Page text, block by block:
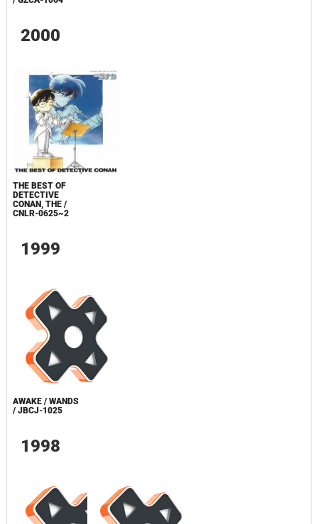
2000
THE BEST OF
DETECTIVE
CONAN, THE /
CNLR-0625~2
1999
AWAKE / WANDS
/ JBCJ-1025
1998